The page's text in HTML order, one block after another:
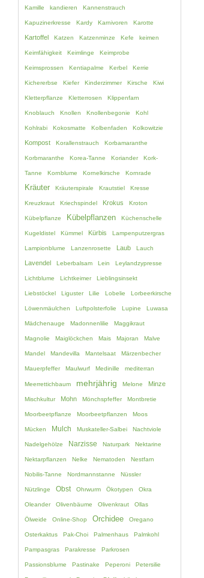
Kamille kandieren Kannenstrauch
Kapuzinerkresse Kardy Karnivoren Karotte
Kartoffel Katzen Katzenminze Kefe keimen
Keimfähigkeit Keimlinge Keimprobe
Keimsprossen Kentiapalme Kerbel Kerrie
Kichererbse Kiefer Kinderzimmer Kirsche Kiwi
Kletterpflanze Kletterrosen Klippenfarn
Knoblauch Knollen Knollenbegonie Kohl
Kohlrabi Kokosmatte Kolbenfaden Kolkowitzie
Kompost Korallenstrauch Korbamaranthe
Korbmaranthe Korea-Tanne Koriander Kork-
Tanne Kornblume Kornelkirsche Kornrade
Kräuter Kräuterspirale Krautstiel Kresse
Kreuzkraut Kriechspindel Krokus Kroton
Kübelpflanze Kübelpflanzen Küchenschelle
Kugeldistel Kümmel Kürbis Lampenputzergras
Lampionblume Lanzenrosette Laub Lauch
Lavendel Leberbalsam Lein Leylandzypresse
Lichtblume Lichtkeimer Lieblingsinsekt
Liebstöckel Liguster Lilie Lobelie Lorbeerkirsche
Löwenmäulchen Luftpolsterfolie Lupine Luwasa
Mädchenauge Madonnenlilie Maggikraut
Magnolie Maiglöckchen Mais Majoran Malve
Mandel Mandevilla Mantelsaat Märzenbecher
Mauerpfeffer Maulwurf Medinille mediterran
Meerrettichbaum mehrjährig Melone Minze
Mischkultur Mohn Mönchspfeffer Montbretie
Moorbeetpflanze Moorbeetpflanzen Moos
Mücken Mulch Muskateller-Salbei Nachtviole
Nadelgehölze Narzisse Naturpark Nektarine
Nektarpflanzen Nelke Nematoden Nestfarn
Nobilis-Tanne Nordmannstanne Nüssler
Nützlinge Obst Ohrwurm Ökotypen Okra
Oleander Olivenbäume Olivenkraut Ollas
Ölweide Online-Shop Orchidee Oregano
Osterkaktus Pak-Choi Palmenhaus Palmkohl
Pampasgras Parakresse Parkrosen
Passionsblume Pastinake Peperoni Petersilie